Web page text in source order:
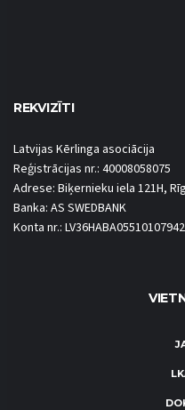
REKVIZĪTI
Latvijas Kērlinga asociācija
Reģistrācijas nr.: 40008058075
Adrese: Biķernieku iela 121H,
Banka: AS SWEDBANK
Konta nr.: